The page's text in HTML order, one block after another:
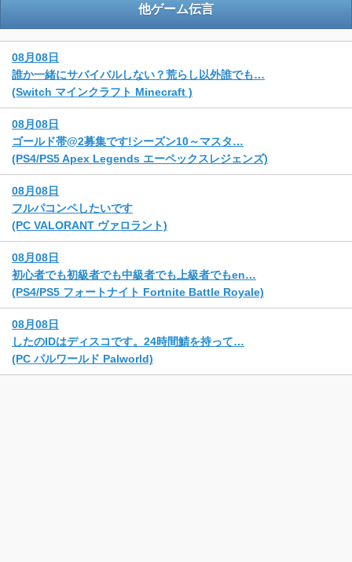
他ゲーム伝言
08月08日
誰か一緒にサバイバルしない？荒らし以外誰でも…
(Switch マインクラフト Minecraft )
08月08日
ゴールド帯@2募集です!シーズン10～マスタ…
(PS4/PS5 Apex Legends エーペックスレジェンズ)
08月08日
フルパコンペしたいです
(PC VALORANT ヴァロラント)
08月08日
初心者でも初級者でも中級者でも上級者でもen…
(PS4/PS5 フォートナイト Fortnite Battle Royale)
08月08日
したのIDはディスコです。24時間鯖を持って…
(PC パルワールド Palworld)